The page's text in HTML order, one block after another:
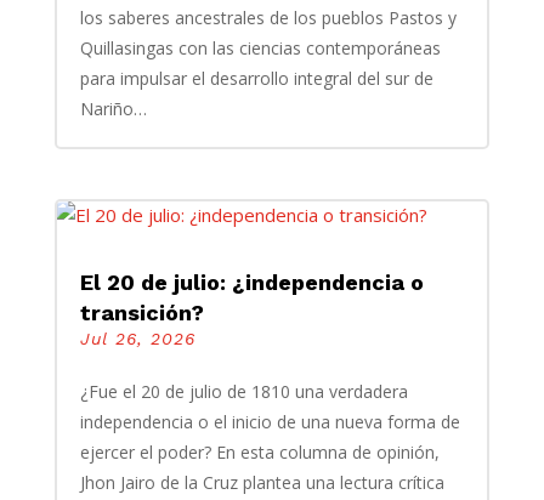
los saberes ancestrales de los pueblos Pastos y
Quillasingas con las ciencias contemporáneas
para impulsar el desarrollo integral del sur de
Nariño…
El 20 de julio: ¿independencia o
transición?
Jul 26, 2026
¿Fue el 20 de julio de 1810 una verdadera
independencia o el inicio de una nueva forma de
ejercer el poder? En esta columna de opinión,
Jhon Jairo de la Cruz plantea una lectura crítica